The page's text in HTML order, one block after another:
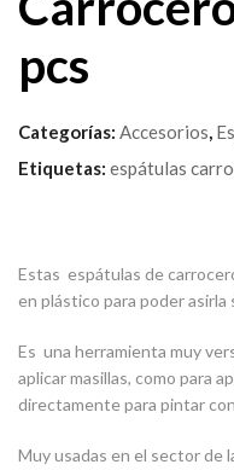
pcs
Categorías: Accesorios,
Etiquetas: espátulas
Estas espátulas de
en plástico para poder
Es una herramienta muy
aplicar masillas, como para
directamente para pintar
Muy usadas en el sector de